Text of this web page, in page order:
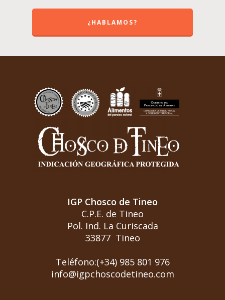
¿HABLAMOS?
IGP Chosco de Tineo
C.P.E. de Tineo
Pol. Ind. La Curiscada
33877 Tineo
Teléfono:(+34) 985 801 976
info@igpchoscodetineo.com